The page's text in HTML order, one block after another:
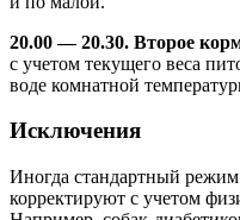
20.00 — 20.30. Второе
с учетом текущего веса
воде комнатной
Исключения
Иногда стандартный
корректируют с учетом